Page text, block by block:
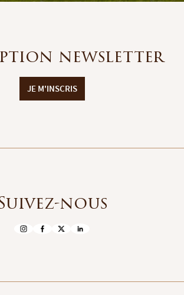
newsletter
JE M'INSCRIS
nous